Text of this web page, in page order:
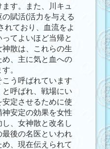
す。また、川キュ
賦活(活力を与える
れており、血流をよ
てよいほど当帰と
散は、これらの生
、主に気と血への
。
う呼ばれています
呼ばれ、戦場にい
定させるために使
安定の効果を女性
、女神散と改名し
後の名医といわれ
、現在伝えられて